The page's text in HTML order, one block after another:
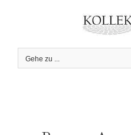
Gehe zu ...